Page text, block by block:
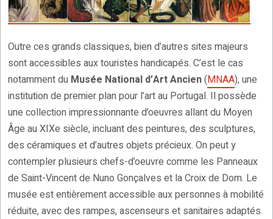
Outre ces grands classiques, bien d’autres sites majeurs
sont accessibles aux touristes handicapés. C’est le cas
notamment du Musée National d’Art Ancien(MNAA), une
institution de premier plan pour l’art au Portugal. Il possède
une collection impressionnante d’oeuvres allant du Moyen
Âge au XIXe siècle, incluant des peintures, des sculptures,
des céramiques et d’autres objets précieux. On peut y
contempler plusieurs chefs-d’oeuvre comme les Panneaux
de Saint-Vincent de Nuno Gonçalves et la Croix de Dom. Le
musée est entièrement accessible aux personnes à mobilité
réduite, avec des rampes, ascenseurs et sanitaires adaptés.